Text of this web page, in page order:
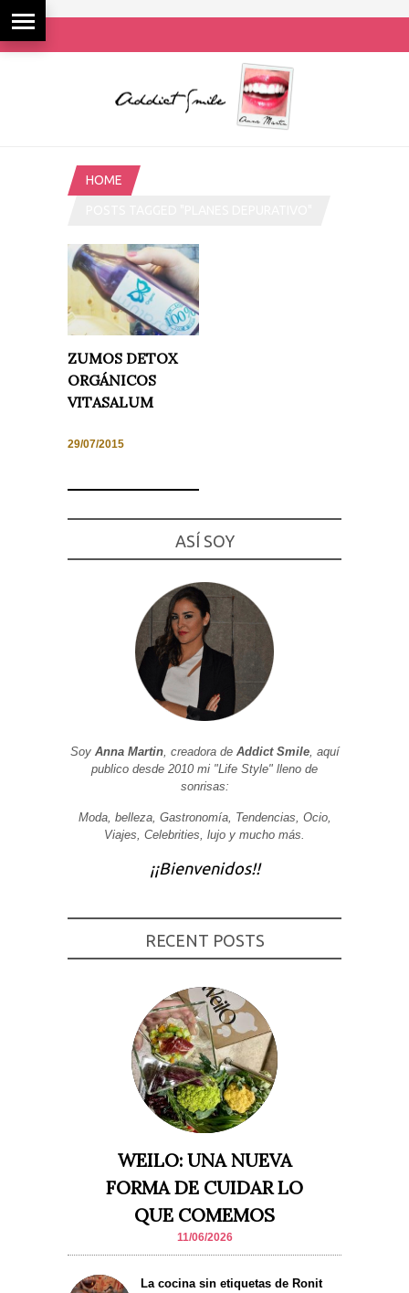
HOME
ZUMOS DETOX
ORGÁNICOS
VITASALUM
29/07/2015
ASÍ SOY
Soy Anna Martin, creadora de Addict Smile, aquí
publico desde 2010 mi "Life Style" lleno de
sonrisas:
Moda, belleza, Gastronomía, Tendencias, Ocio,
Viajes, Celebrities, lujo y mucho más.
¡¡Bienvenidos!!
RECENT POSTS
WEILO: UNA NUEVA
FORMA DE CUIDAR LO
QUE COMEMOS
11/06/2026
La cocina sin etiquetas de Ronit
cookies no
base a cómo
visita. Si
algunas